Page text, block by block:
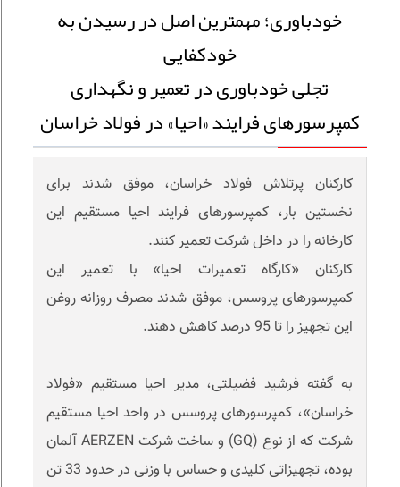
خودباوری؛ مهمترین اصل در رسیدن به
خودکفایی
تجلی خودباوری در تعمیر و نگهداری
کمپرسورهای فرایند «احیا» در فولاد خراسان
کارکنان پرتلاش فولاد خراسان، موفق شدند برای
نخستین بار، کمپرسورهای فرایند احیا مستقیم این
کارخانه را در داخل شرکت تعمیر کنند.
کارکنان «کارگاه تعمیرات احیا» با تعمیر این
کمپرسورهای پروسس، موفق شدند مصرف روزانه روغن
این تجهیز را تا 95 درصد کاهش دهند.
به گفته فرشید فضیلتی، مدیر احیا مستقیم «فولاد
خراسان»، کمپرسورهای پروسس در واحد احیا مستقیم
شرکت که از نوع (GQ) و ساخت شرکت AERZEN آلمان
بوده، تجهیزاتی کلیدی و حساس با وزنی در حدود 33 تن